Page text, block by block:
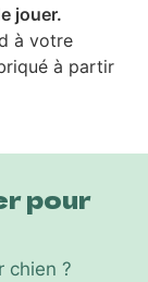
jouer.
à votre
à partir
pour
chien ?